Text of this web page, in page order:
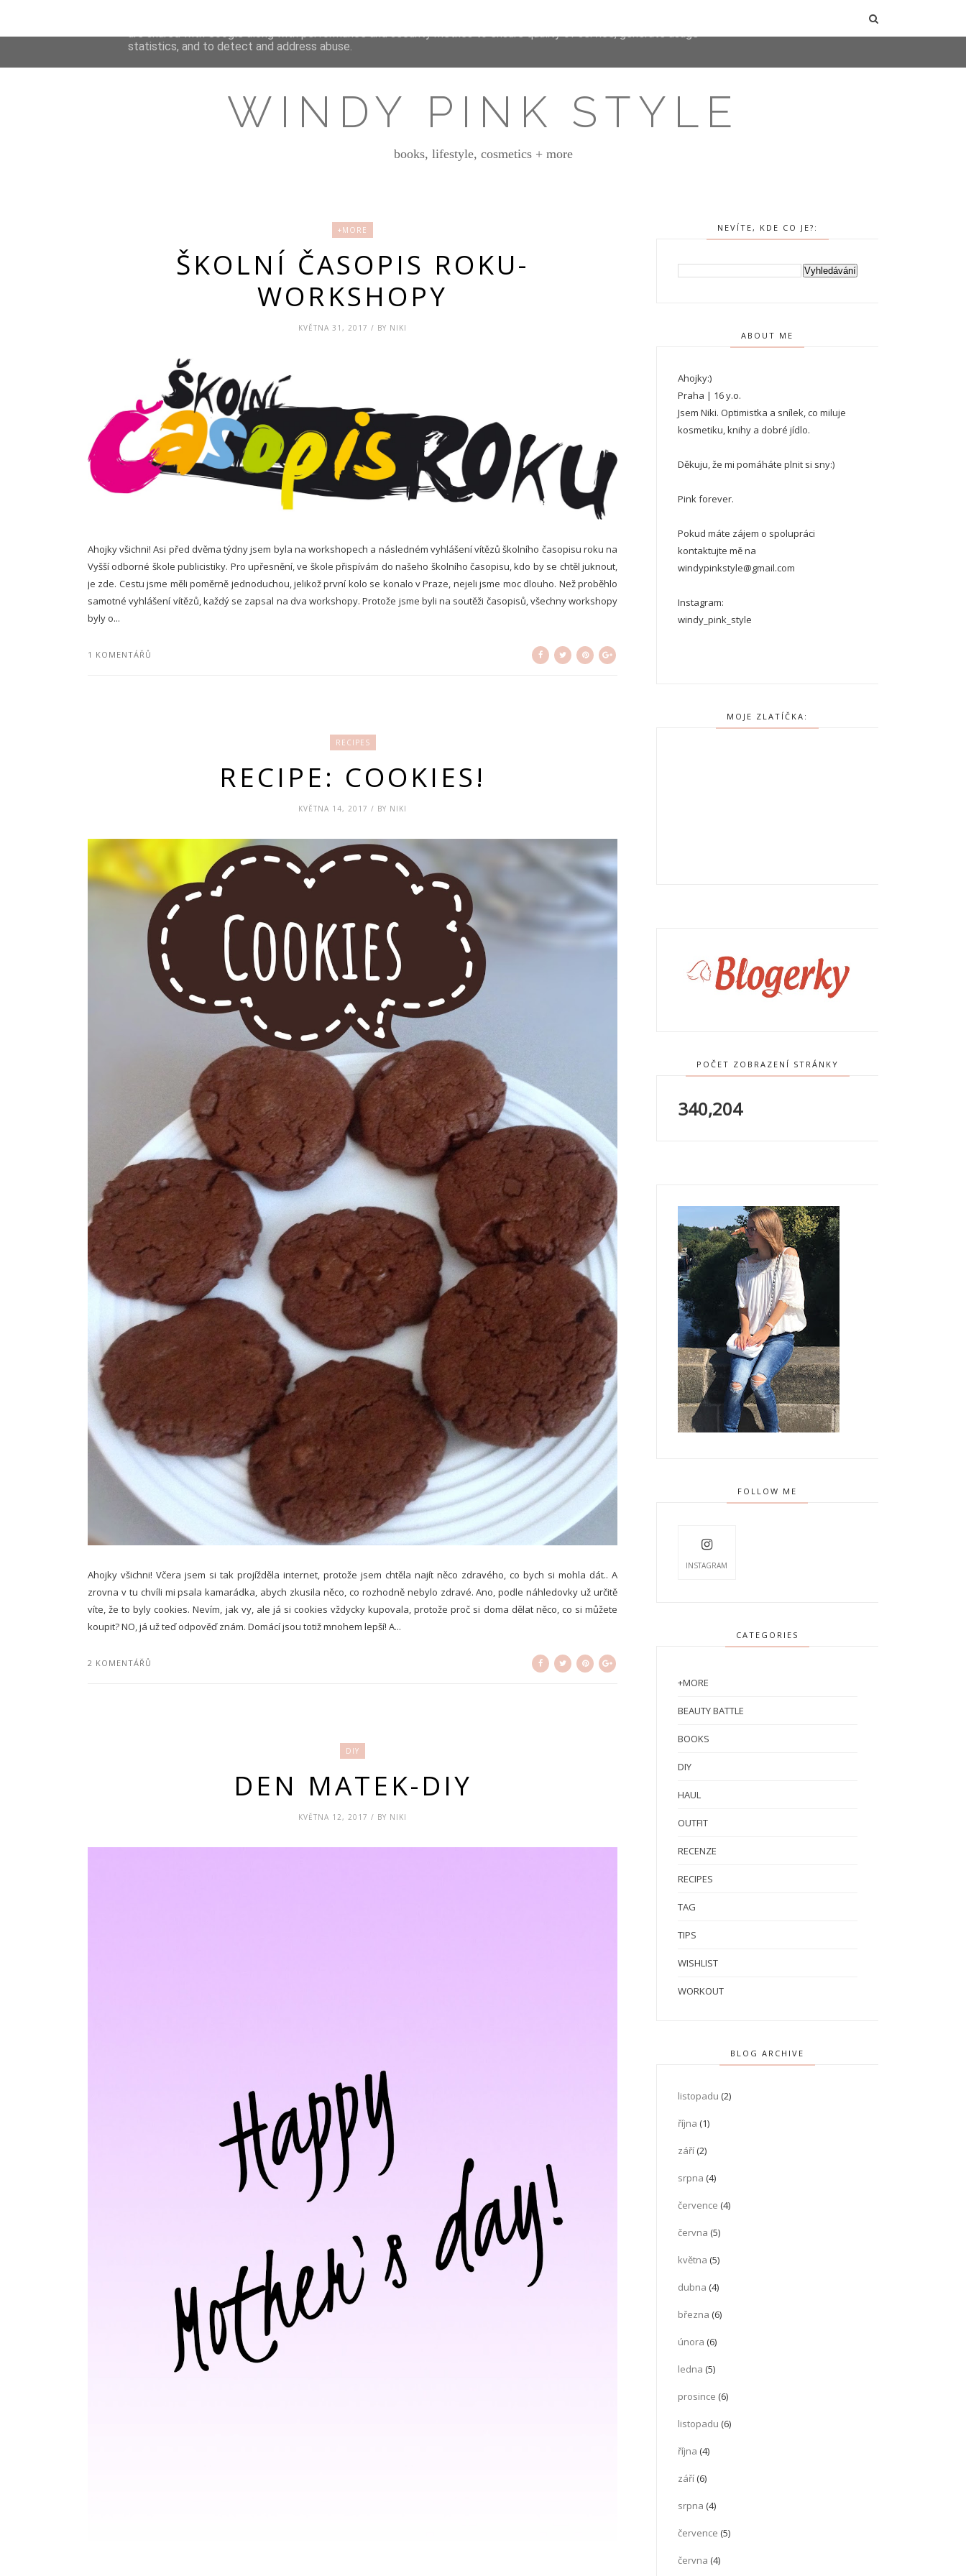
WINDY PINK STYLE
books, lifestyle, cosmetics + more
+MORE
ŠKOLNÍ ČASOPIS ROKU-
WORKSHOPY
KVĚTNA 31, 2017 / BY NIKI
Ahojky všichni! Asi před dvěma týdny jsem byla na workshopech a následném vyhlášení vítězů školního časopisu roku na
Vyšší odborné škole publicistiky. Pro upřesnění, ve škole přispívám do našeho školního časopisu, kdo by se chtěl juknout,
je zde. Cestu jsme měli poměrně jednoduchou, jelikož první kolo se konalo v Praze, nejeli jsme moc dlouho. Než proběhlo
samotné vyhlášení vítězů, každý se zapsal na dva workshopy. Protože jsme byli na soutěži časopisů, všechny workshopy
byly o...
1 KOMENTÁŘŮ
RECIPES
RECIPE: COOKIES!
KVĚTNA 14, 2017 / BY NIKI
Ahojky všichni! Včera jsem si tak projížděla internet, protože jsem chtěla najít něco zdravého, co bych si mohla dát.. A
zrovna v tu chvíli mi psala kamarádka, abych zkusila něco, co rozhodně nebylo zdravé. Ano, podle náhledovky už určitě
víte, že to byly cookies. Nevím, jak vy, ale já si cookies vždycky kupovala, protože proč si doma dělat něco, co si můžete
koupit? NO, já už teď odpověď znám. Domácí jsou totiž mnohem lepší! A...
2 KOMENTÁŘŮ
DIY
DEN MATEK-DIY
KVĚTNA 12, 2017 / BY NIKI
NEVÍTE, KDE CO JE?:
ABOUT ME
Ahojky:)
Praha | 16 y.o.
Jsem Niki. Optimistka a snílek, co miluje
kosmetiku, knihy a dobré jídlo.
Děkuju, že mi pomáháte plnit si sny:)
Pink forever.
Pokud máte zájem o spolupráci
kontaktujte mě na
windypinkstyle@gmail.com
Instagram:
windy_pink_style
MOJE ZLATÍČKA:
POČET ZOBRAZENÍ STRÁNKY
340,204
FOLLOW ME
INSTAGRAM
CATEGORIES
+MORE
BEAUTY BATTLE
BOOKS
DIY
HAUL
OUTFIT
RECENZE
RECIPES
TAG
TIPS
WISHLIST
WORKOUT
BLOG ARCHIVE
listopadu (2)
října (1)
září(2)
srpna (4)
července (4)
června (5)
května (5)
dubna (4)
března (6)
února (6)
ledna (5)
prosince (6)
listopadu (6)
října (4)
září(6)
srpna (4)
července (5)
června (4)
are shared with Google along with performance and security metrics to ensure quality of service, generate usage
statistics, and to detect and address abuse.